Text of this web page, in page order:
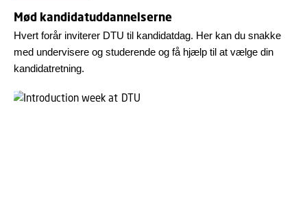
Mød kandidatuddannelserne
Hvert forår inviterer DTU til kandidatdag. Her kan du snakke
med undervisere og studerende og få hjælp til at vælge din
kandidatretning.